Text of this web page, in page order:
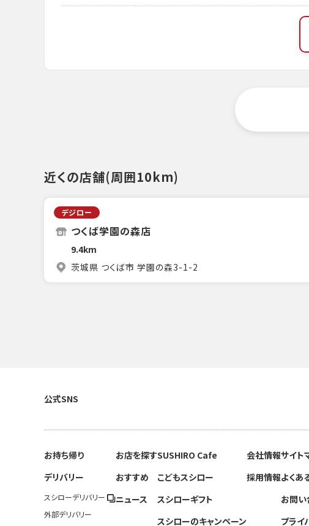
近くの店舗(周囲10km)
デジロー
つくば学園の森店
9.4km
茨城県 つくば市 学園の森3-1-2
公式SNS
お持ち帰り
デリバリー
スシローデリバリー
外部デリバリー
お店を探す
おすすめ
ニュース
SUSHIRO Cafe
こどもスシロー
スシローギフト
スシローのキャンペーン
会社情報
採用情報
サイト
よくあ
お問
プライ